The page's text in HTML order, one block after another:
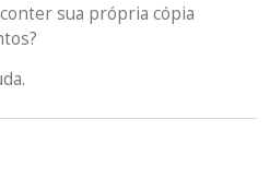
sua própria cópia